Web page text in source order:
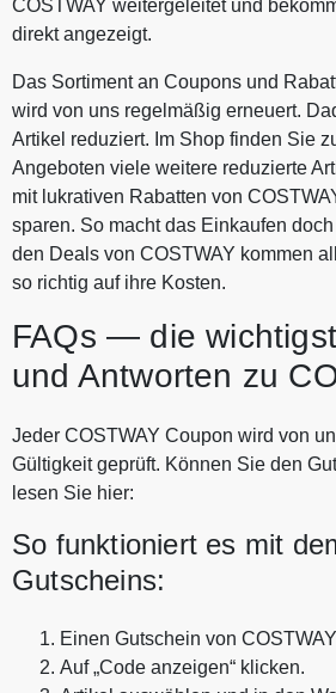
COSTWAY weitergeleitet und
direkt angezeigt.
Das Sortiment an Coupons und
wird von uns regelmäßig erneuert.
Artikel reduziert. Im Shop finden Sie
Angeboten viele weitere reduzierte
mit lukrativen Rabatten von
sparen. So macht das Einkaufen
den Deals von COSTWAY kommen
so richtig auf ihre Kosten.
FAQs — die
und Antworten zu
Jeder COSTWAY Coupon wird von
Gültigkeit geprüft. Können Sie den
lesen Sie hier:
So funktioniert es mit
Gutscheins:
Einen Gutschein von
Auf „Code anzeigen“ klicken.